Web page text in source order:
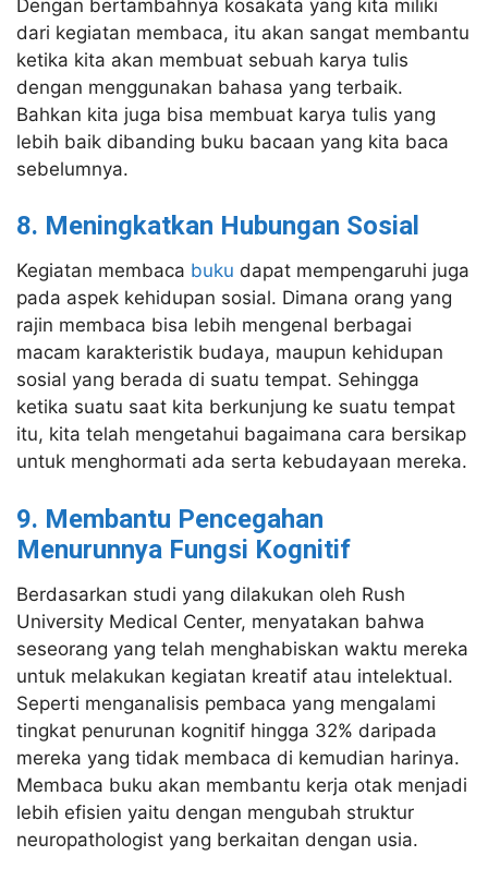
Dengan bertambahnya kosakata yang kita miliki
dari kegiatan membaca, itu akan sangat membantu
ketika kita akan membuat sebuah karya tulis
dengan menggunakan bahasa yang terbaik.
Bahkan kita juga bisa membuat karya tulis yang
lebih baik dibanding buku bacaan yang kita baca
sebelumnya.
8. Meningkatkan Hubungan Sosial
Kegiatan membaca buku dapat mempengaruhi juga
pada aspek kehidupan sosial. Dimana orang yang
rajin membaca bisa lebih mengenal berbagai
macam karakteristik budaya, maupun kehidupan
sosial yang berada di suatu tempat. Sehingga
ketika suatu saat kita berkunjung ke suatu tempat
itu, kita telah mengetahui bagaimana cara bersikap
untuk menghormati ada serta kebudayaan mereka.
9. Membantu Pencegahan
Menurunnya Fungsi Kognitif
Berdasarkan studi yang dilakukan oleh Rush
University Medical Center, menyatakan bahwa
seseorang yang telah menghabiskan waktu mereka
untuk melakukan kegiatan kreatif atau intelektual.
Seperti menganalisis pembaca yang mengalami
tingkat penurunan kognitif hingga 32% daripada
mereka yang tidak membaca di kemudian harinya.
Membaca buku akan membantu kerja otak menjadi
lebih efisien yaitu dengan mengubah struktur
neuropathologist yang berkaitan dengan usia.